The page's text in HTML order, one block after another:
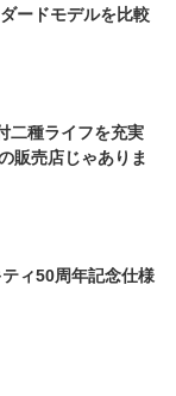
ードモデルを比較
二種ライフを充実
販売店じゃありま
ィ50周年記念仕様